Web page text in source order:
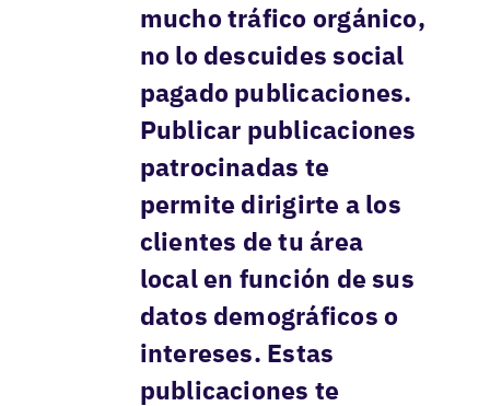
mucho tráfico orgánico,
no lo descuidessocial
pagado publicaciones.
Publicar publicaciones
patrocinadas te
permite dirigirte a los
clientes de tu área
local en función de sus
datos demográficos o
intereses. Estas
publicaciones te